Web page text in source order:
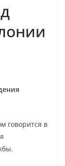
говорится в